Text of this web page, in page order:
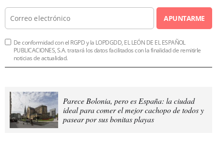
APUNTARME
De conformidad con el RGPD y la LOPDGDD, EL LEÓN DE EL ESPAÑOL
PUBLICACIONES, S.A. tratará los datos facilitados con la finalidad de remitirle
noticias de actualidad.
Parece Bolonia, pero es España: la ciudad
ideal para comer el mejor cachopo de todos y
pasear por sus bonitas playas